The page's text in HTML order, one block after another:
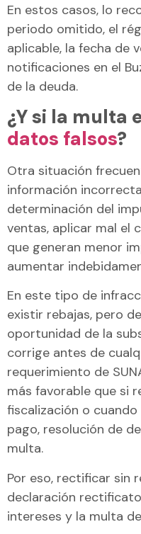
En estos casos, lo
periodo omitido, el
aplicable, la fecha de
notificaciones en el
de la deuda.
¿Y si la multa
datos falsos?
Otra situación
información
determinación del
ventas, aplicar mal el
que generan menor
aumentar
En este tipo de
existir rebajas, pero
oportunidad de la
corrige antes de
requerimiento de
más favorable que si
fiscalización o
pago, resolución de
multa.
Por eso, rectificar sin
declaración
intereses y la multa